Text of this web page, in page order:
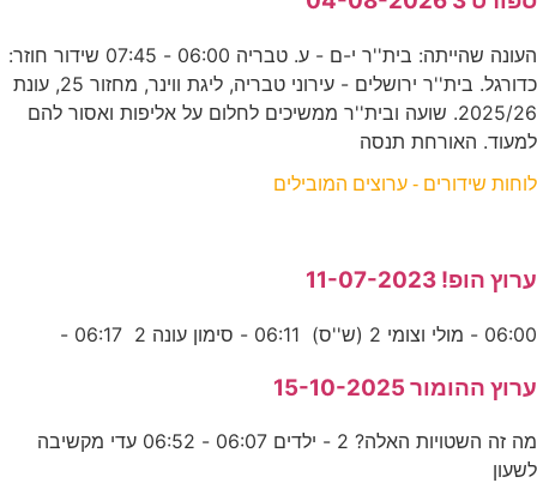
העונה שהייתה: בית''ר י-ם - ע. טבריה 06:00 - 07:45 שידור חוזר:
כדורגל. בית''ר ירושלים - עירוני טבריה, ליגת ווינר, מחזור 25, עונת
2025/26. שועה ובית''ר ממשיכים לחלום על אליפות ואסור להם
למעוד. האורחת תנסה
לוחות שידורים - ערוצים המובילים
ערוץ הופ! 11-07-2023
06:00 - מולי וצומי 2 (ש''ס) 06:11 - סימון עונה 2 06:17 -
ערוץ ההומור 15-10-2025
מה זה השטויות האלה? 2 - ילדים 06:07 - 06:52 עדי מקשיבה
לשעון